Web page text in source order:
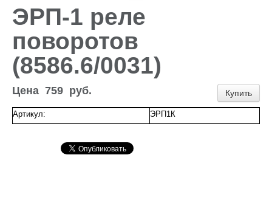
ЭРП-1 реле
поворотов
(8586.6/0031)
Купить
Цена 759 руб.
Артикул: ЭРП1К